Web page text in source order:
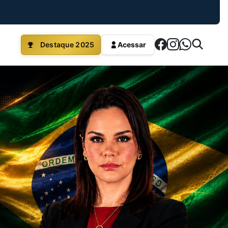
Destaque 2025 Acessar